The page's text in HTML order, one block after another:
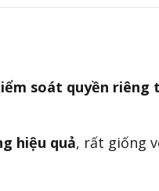
soát quyền riêng
hiệu quả, rất giống